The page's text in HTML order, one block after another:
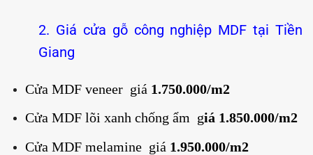
2. Giá cửa gỗ công nghiệp MDF tại Tiền
Giang
Cửa MDF veneer giá 1.750.000/m2
Cửa MDF lõi xanh chống ẩm giá 1.850.000/m2
Cửa MDF melamine giá 1.950.000/m2